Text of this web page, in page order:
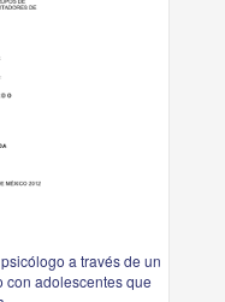
a través de un
con adolescentes que